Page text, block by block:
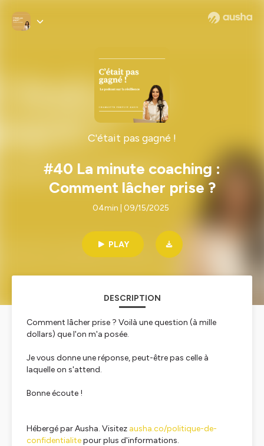
C'était pas gagné !
#40 La minute coaching :
Comment lâcher prise ?
04min | 09/15/2025
PLAY
DESCRIPTION
Comment lâcher prise ? Voilà une question (à mille
dollars) que l'on m'a posée.
Je vous donne une réponse, peut-être pas celle à
laquelle on s'attend.
Bonne écoute !
Hébergé par Ausha. Visitez ausha.co/politique-de-
confidentialitepour plus d'informations.